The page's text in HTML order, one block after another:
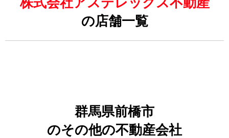
の店舗一覧
群馬県前橋市
のその他の不動産会社